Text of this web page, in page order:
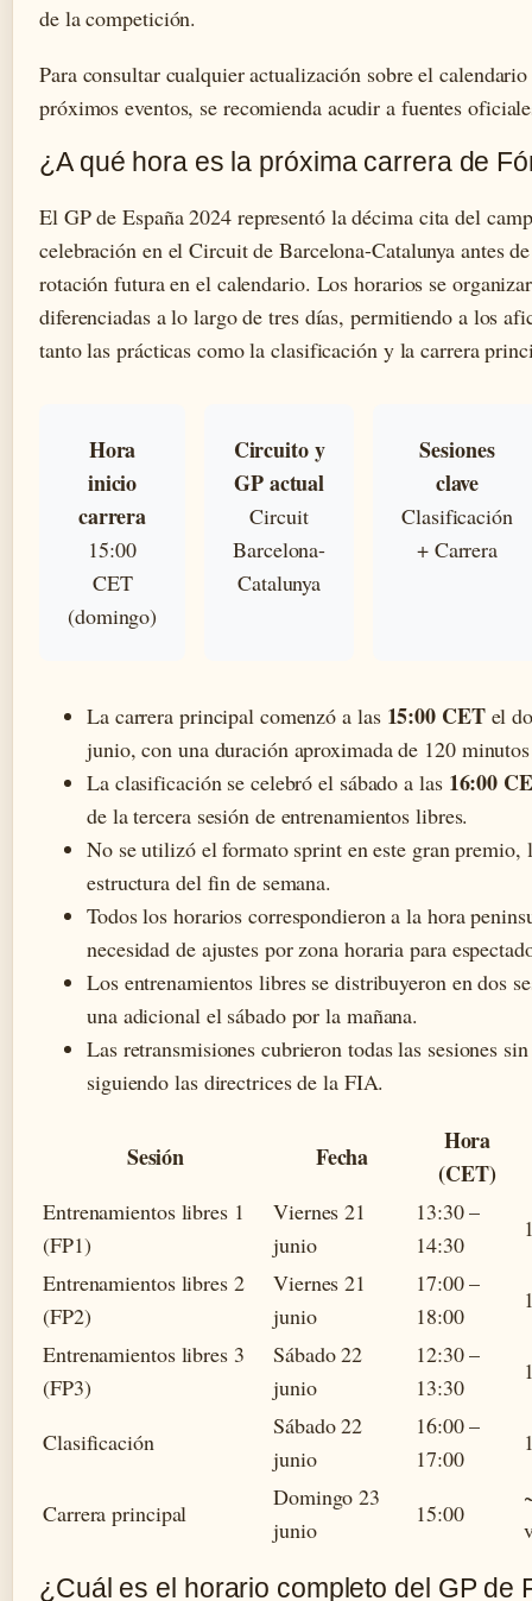
de la competición.
Para consultar cualquier actualización sobre el
próximos eventos, se recomienda acudir a fuentes
¿A qué hora es la próxima carrera de
El GP de España 2024 representó la décima cita del
celebración en el Circuit de Barcelona-Catalunya antes
rotación futura en el calendario. Los horarios se
diferenciadas a lo largo de tres días, permitiendo a los
tanto las prácticas como la clasificación y la carrera
Hora
inicio
carrera
15:00
CET
(domingo)
Circuito y
GP actual
Circuit
Barcelona-
Catalunya
Sesiones
clave
Clasificación
+ Carrera
La carrera principal comenzó a las 15:00 CETel
junio, con una duración aproximada de 120
La clasificación se celebró el sábado a las 16:00
de la tercera sesión de entrenamientos libres.
No se utilizó el formato sprint en este gran
estructura del fin de semana.
Todos los horarios correspondieron a la hora
necesidad de ajustes por zona horaria para
Los entrenamientos libres se distribuyeron en dos
una adicional el sábado por la mañana.
Las retransmisiones cubrieron todas las sesiones
siguiendo las directrices de la FIA.
Sesión Fecha
Hora
(CET)
Entrenamientos libres 1
(FP1)
Viernes 21
junio
13:30 –
14:30
Entrenamientos libres 2
(FP2)
Viernes 21
junio
17:00 –
18:00
Entrenamientos libres 3
(FP3)
Sábado 22
junio
12:30 –
13:30
Clasificación
Sábado 22
junio
16:00 –
17:00
Carrera principal
Domingo 23
junio
15:00
¿Cuál es el horario completo del GP de